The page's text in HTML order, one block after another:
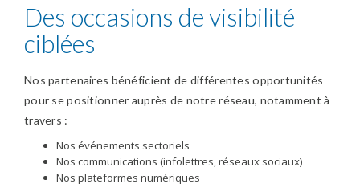
Des occasions de visibilité
ciblées
Nos partenaires bénéficient de différentes opportunités
pour se positionner auprès de notre réseau, notamment à
travers :
Nos événements sectoriels
Nos communications (infolettres, réseaux sociaux)
Nos plateformes numériques